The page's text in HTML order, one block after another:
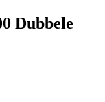
Dubbele